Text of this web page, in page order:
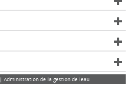
Administration de la gestion de leau